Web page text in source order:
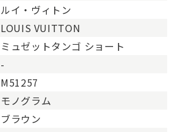
新品状態。
未使用 展示品などの未使用品。
SAランク 未使用同様品。数回使用し
Aランク
ABランク
Bランク 一般的な使用感があり、傷
BCランク
ルイ・ヴィトン
LOUIS VUITTON
ミュゼットタンゴ ショート
-
M51257
モノグラム
ブラウン